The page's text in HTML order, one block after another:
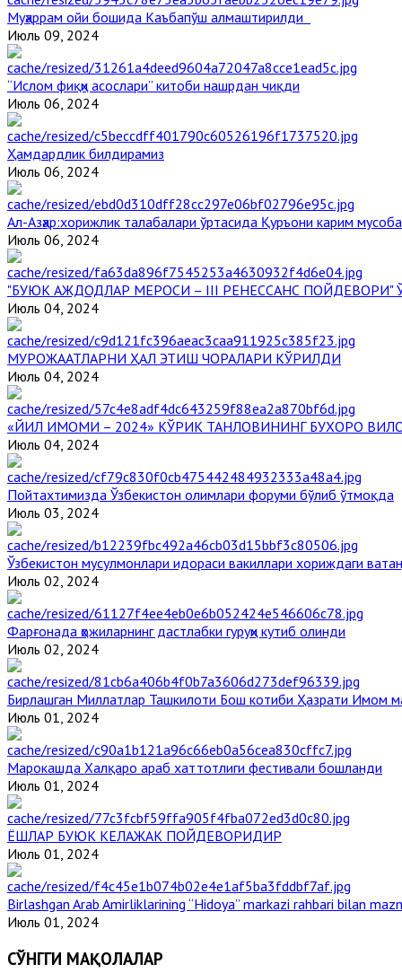
Муҳаррам ойи бошида Каъбапўш алмаштирилди
Июль 09, 2024
“Ислом фиқҳи асослари” китоби нашрдан чиқди
Июль 06, 2024
Ҳамдардлик билдирамиз
Июль 06, 2024
Aл-Aзҳар:хорижлик талабалари ўртасида Қуръони карим
Июль 06, 2024
"БУЮК АЖДОДЛАР МЕРОСИ – III РЕНЕССАНС
Июль 04, 2024
МУРОЖААТЛАРНИ ҲАЛ ЭТИШ ЧОРАЛАРИ КЎРИЛДИ
Июль 04, 2024
«ЙИЛ ИМОМИ – 2024» КЎРИК ТАНЛОВИНИНГ БУХОРО
Июль 04, 2024
Пойтахтимизда Ўзбекистон олимлари форуми бўлиб ўтмоқда
Июль 03, 2024
Ўзбекистон мусулмонлари идораси вакиллари хориждаги
Июль 02, 2024
Фарғонада ҳожиларнинг дастлабки гуруҳи кутиб олинди
Июль 02, 2024
Бирлашган Миллатлар Ташкилоти Бош котиби Ҳазрати Имом
Июль 01, 2024
Марокашда Халқаро араб хаттотлиги фестивали бошланди
Июль 01, 2024
ЁШЛАР БУЮК КЕЛАЖАК ПОЙДЕВОРИДИР
Июль 01, 2024
Birlashgan Arab Amirliklarining “Hidoya” markazi rahbari bilan
Июль 01, 2024
СЎНГГИ МАҚОЛАЛАР